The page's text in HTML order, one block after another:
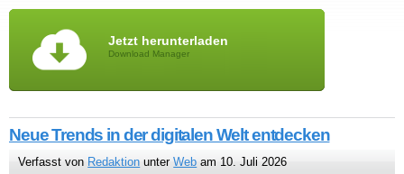
Jetzt herunterladen
Download Manager
Neue Trends in der digitalen Welt entdecken
Verfasst von Redaktion unterWeb am 10. Juli 2026